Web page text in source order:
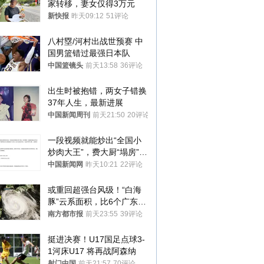
家转移，妻女仅得3万元
新快报 昨天09:12 51评论
八村塁/河村出战世预赛 中
国男篮错过最强日本队
中国篮镜头 前天13:58 36评论
出生时被抱错，两女子错换
37年人生，最新进展
中国新闻周刊 前天21:50 20评论
一段视频就能炒出“全国小
炒肉大王”，费大厨“塌房”了
吗？
中国新闻网 昨天10:21 22评论
或重回超强台风级！“白海
豚”云系面积，比6个广东还
大！深圳官方：注意这件事
南方都市报 前天23:55 39评论
挺进决赛！U17国足点球3-
1河床U17 将再战阿森纳